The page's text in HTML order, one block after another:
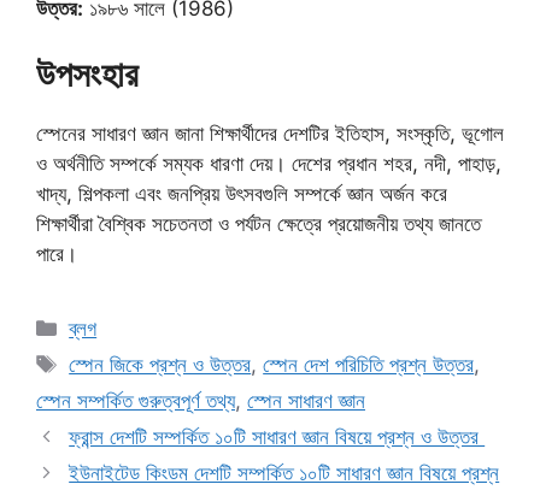
উত্তর: ১৯৮৬ সালে (1986)
উপসংহার
স্পেনের সাধারণ জ্ঞান জানা শিক্ষার্থীদের দেশটির ইতিহাস, সংস্কৃতি, ভূগোল
ও অর্থনীতি সম্পর্কে সম্যক ধারণা দেয়। দেশের প্রধান শহর, নদী, পাহাড়,
খাদ্য, শিল্পকলা এবং জনপ্রিয় উৎসবগুলি সম্পর্কে জ্ঞান অর্জন করে
শিক্ষার্থীরা বৈশ্বিক সচেতনতা ও পর্যটন ক্ষেত্রে প্রয়োজনীয় তথ্য জানতে
পারে।
Categories
ব্লগ
Tags
স্পেন জিকে প্রশ্ন ও উত্তর,স্পেন দেশ পরিচিতি প্রশ্ন উত্তর,
স্পেন সম্পর্কিত গুরুত্বপূর্ণ তথ্য, স্পেন সাধারণ জ্ঞান
ফ্রান্স দেশটি সম্পর্কিত ১০টি সাধারণ জ্ঞান বিষয়ে প্রশ্ন ও উত্তর
ইউনাইটেড কিংডম দেশটি সম্পর্কিত ১০টি সাধারণ জ্ঞান বিষয়ে প্রশ্ন